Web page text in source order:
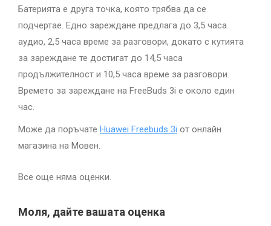
Батерията е друга точка, която трябва да се
подчертае. Едно зареждане предлага до 3,5 часа
аудио, 2,5 часа време за разговори, докато с кутията
за зареждане те достигат до 14,5 часа
продължителност и 10,5 часа време за разговори.
Времето за зареждане на FreeBuds 3i е около един
час.
Може да поръчате Huawei Freebuds 3i от онлайн
магазина на Мовен.
Все още няма оценки.
Моля, дайте вашата оценка